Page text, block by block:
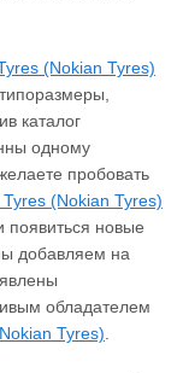
(Nokian Tyres)
каталог
одному
пробовать
(Nokian Tyres)
появиться новые
добавляем на
обладателем
Tyres).